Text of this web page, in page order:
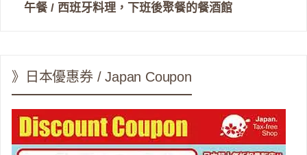
午餐 / 西班牙料理，下班後聚餐的餐酒館
》日本優惠券 / Japan Coupon